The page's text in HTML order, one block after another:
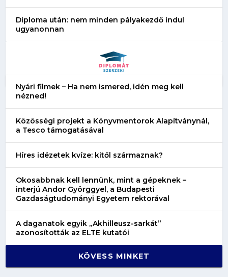
Diploma után: nem minden pályakezdő indul
ugyanonnan
Nyári filmek – Ha nem ismered, idén meg kell
nézned!
Közösségi projekt a Könyvmentorok Alapítványnál,
a Tesco támogatásával
Híres idézetek kvíze: kitől származnak?
Okosabbnak kell lennünk, mint a gépeknek –
interjú Andor Györggyel, a Budapesti
Gazdaságtudományi Egyetem rektorával
A daganatok egyik „Akhilleusz-sarkát”
azonosították az ELTE kutatói
KÖVESS MINKET